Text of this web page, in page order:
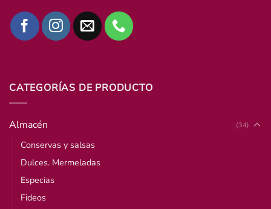
CATEGORÍAS DE PRODUCTO
Almacén (34)
Conservas y salsas
Dulces. Mermeladas
Especias
Fideos